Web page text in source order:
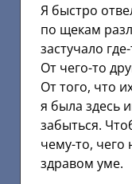
Я быстро
по щекам
застучало
От чего-то
От того, что
я была здесь
забыться.
чему-то, чего
здравом уме.